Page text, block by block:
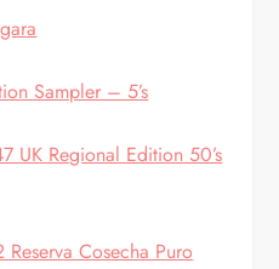
Sampler – 5’s
UK Regional Edition 50’s
Cosecha Puro